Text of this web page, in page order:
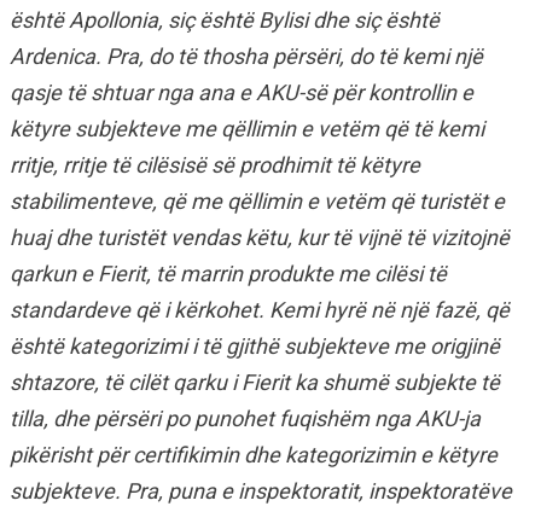
është Apollonia, siç është Bylisi dhe siç është
Ardenica. Pra, do të thosha përsëri, do të kemi një
qasje të shtuar nga ana e AKU-së për kontrollin e
këtyre subjekteve me qëllimin e vetëm që të kemi
rritje, rritje të cilësisë së prodhimit të këtyre
stabilimenteve, që me qëllimin e vetëm që turistët e
huaj dhe turistët vendas këtu, kur të vijnë të vizitojnë
qarkun e Fierit, të marrin produkte me cilësi të
standardeve që i kërkohet. Kemi hyrë në një fazë, që
është kategorizimi i të gjithë subjekteve me origjinë
shtazore, të cilët qarku i Fierit ka shumë subjekte të
tilla, dhe përsëri po punohet fuqishëm nga AKU-ja
pikërisht për certifikimin dhe kategorizimin e këtyre
subjekteve. Pra, puna e inspektoratit, inspektoratëve